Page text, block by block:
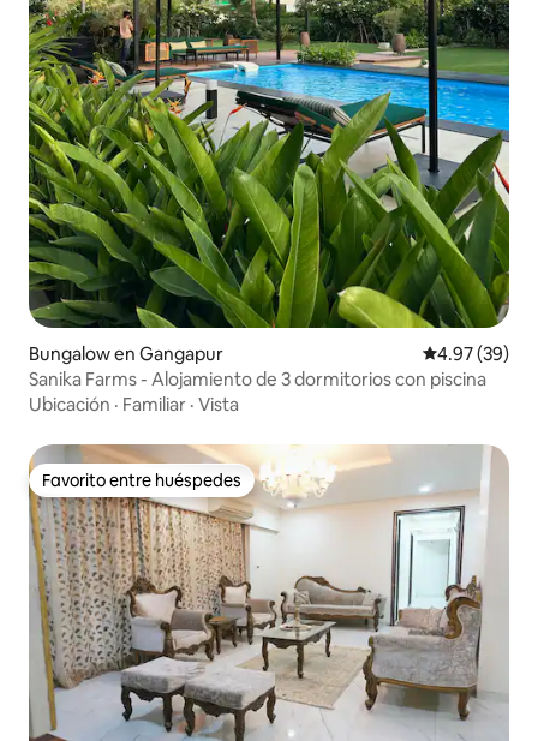
Bungalow en Gangapur Calificación
4.97 (39)
Sanika Farms - Alojamiento de 3 dormitorios con piscina
Ubicación · Familiar · Vista
Favorito entre huéspedes
Favorito entre huéspedes